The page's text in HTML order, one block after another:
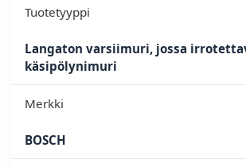
Tuotetyyppi
Langaton varsiimuri, jossa
käsipölynimuri
Merkki
BOSCH